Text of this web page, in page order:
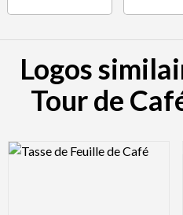
Logos
Tour de
Logo Preview Image